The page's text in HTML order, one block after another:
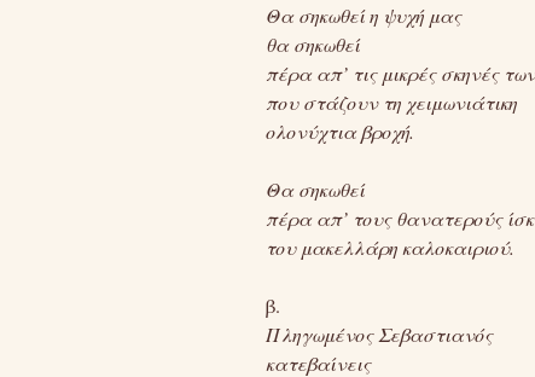
Θα σηκωθεί η ψυχή μας
θα σηκωθεί
πέρα απ’ τις μικρές σκηνές
που στάζουν τη χειμωνιάτικη
ολονύχτια βροχή.
Θα σηκωθεί
πέρα απ’ τους θανατερούς
του μακελλάρη καλοκαιριού.
β.
Πληγωμένος Σεβαστιανός
κατεβαίνεις